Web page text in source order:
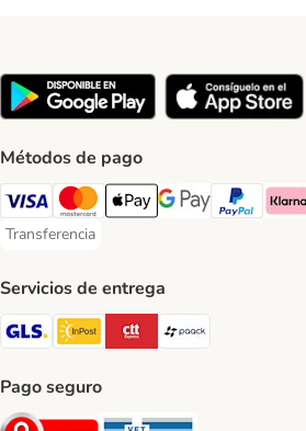
Métodos de pago
Visa Payment Method
Mastercard Payment Method
Apple Pay Payment Method
Google Pay Payment
PayPal
Transferencia
Transferencia Payment Method
Servicios de entrega
GLS Shipping Method
InPost Shipping Method
CTTExpress Shipping
paack
Pago seguro
Security